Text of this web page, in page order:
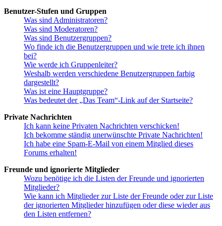
Benutzer-Stufen und Gruppen
Was sind Administratoren?
Was sind Moderatoren?
Was sind Benutzergruppen?
Wo finde ich die Benutzergruppen und wie trete ich ihnen
bei?
Wie werde ich Gruppenleiter?
Weshalb werden verschiedene Benutzergruppen farbig
dargestellt?
Was ist eine Hauptgruppe?
Was bedeutet der „Das Team“-Link auf der Startseite?
Private Nachrichten
Ich kann keine Privaten Nachrichten verschicken!
Ich bekomme ständig unerwünschte Private Nachrichten!
Ich habe eine Spam-E-Mail von einem Mitglied dieses
Forums erhalten!
Freunde und ignorierte Mitglieder
Wozu benötige ich die Listen der Freunde und ignorierten
Mitglieder?
Wie kann ich Mitglieder zur Liste der Freunde oder zur Liste
der ignorierten Mitglieder hinzufügen oder diese wieder aus
den Listen entfernen?